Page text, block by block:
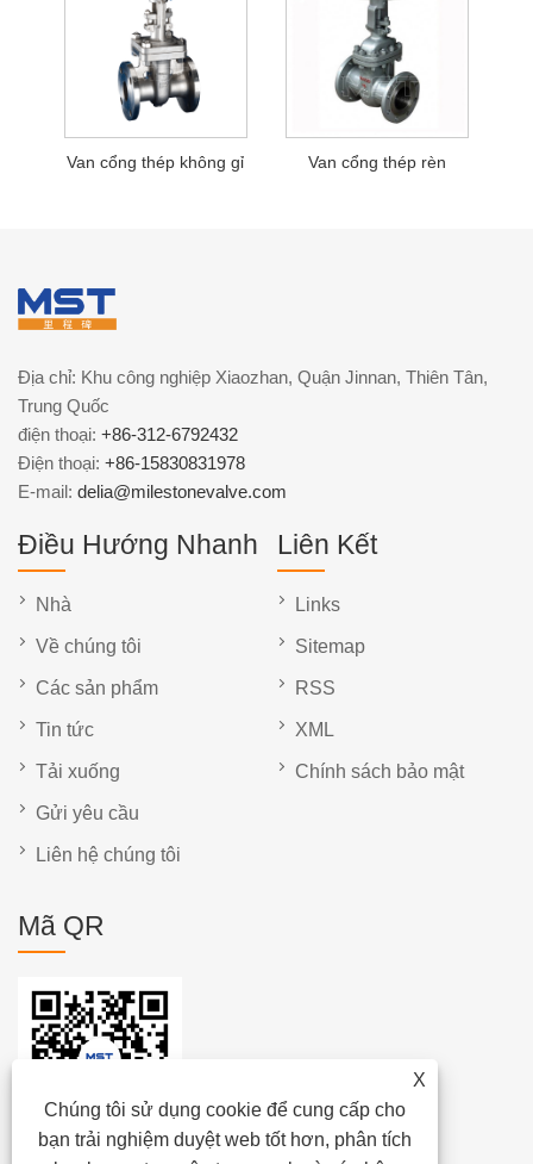
Van cổng thép không gỉ Van cổng thép rèn
X
Chúng tôi sử dụng cookie để cung cấp cho
bạn trải nghiệm duyệt web tốt hơn, phân tích
Địa chỉ: Khu công nghiệp Xiaozhan, Quận Jinnan, Thiên Tân,
Trung Quốc
điện thoại: +86-312-6792432
Điện thoại: +86-15830831978
E-mail: delia@milestonevalve.com
Điều Hướng Nhanh
Nhà
Về chúng tôi
Các sản phẩm
Tin tức
Tải xuống
Gửi yêu cầu
Liên hệ chúng tôi
Liên Kết
Links
Sitemap
RSS
XML
Chính sách bảo mật
Mã QR